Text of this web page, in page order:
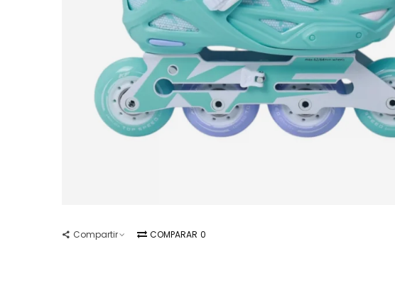
Compartir COMPARAR 0